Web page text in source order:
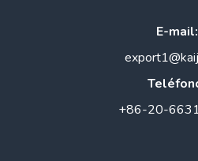
E-mail:
+86-20-